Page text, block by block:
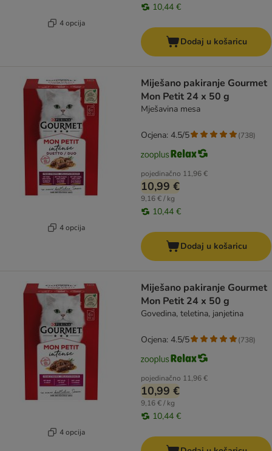
4 opcija
10,44 €
Dodaj u košaricu
4 opcija
Miješano pakiranje Gourmet
Mon Petit 24 x 50 g
Mješavina mesa
pojedinačno 11,96 €
10,99 €
9,16 € / kg
10,44 €
Ocjena: 4.5/5 (738)
Dodaj u košaricu
4 opcija
Miješano pakiranje Gourmet
Mon Petit 24 x 50 g
Govedina, teletina, janjetina
pojedinačno 11,96 €
10,99 €
9,16 € / kg
10,44 €
Ocjena: 4.5/5 (738)